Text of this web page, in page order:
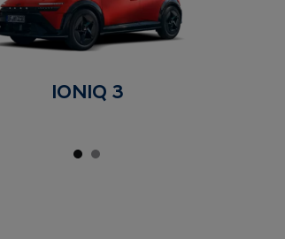
IONIQ 3